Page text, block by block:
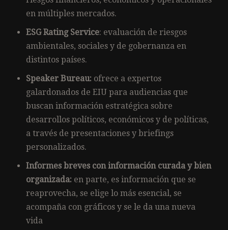
en múltiples mercados.
ESG Rating Service: evaluación de riesgos
ambientales, sociales y de gobernanza en
distintos países.
Speaker Bureau: ofrece a expertos
galardonados de EIU para audiencias que
buscan información estratégica sobre
desarrollos políticos, económicos y de políticas,
a través de presentaciones y briefings
personalizados.
Informes breves con información curada y bien
organizada: en parte, es información que se
reaprovecha, se elige lo más esencial, se
acompaña con gráficos y se le da una nueva
vida